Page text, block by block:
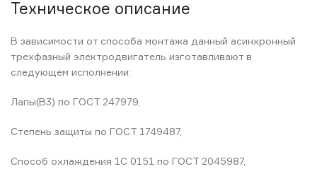
Техническое описание
В зависимости от способа монтажа данный асинхронный
трехфазный электродвигатель изготавливают в
следующем исполнении:
Лапы(B3) по ГОСТ 247979,
Степень защиты по ГОСТ 1749487,
Способ охлаждения 1С 0151 по ГОСТ 2045987,